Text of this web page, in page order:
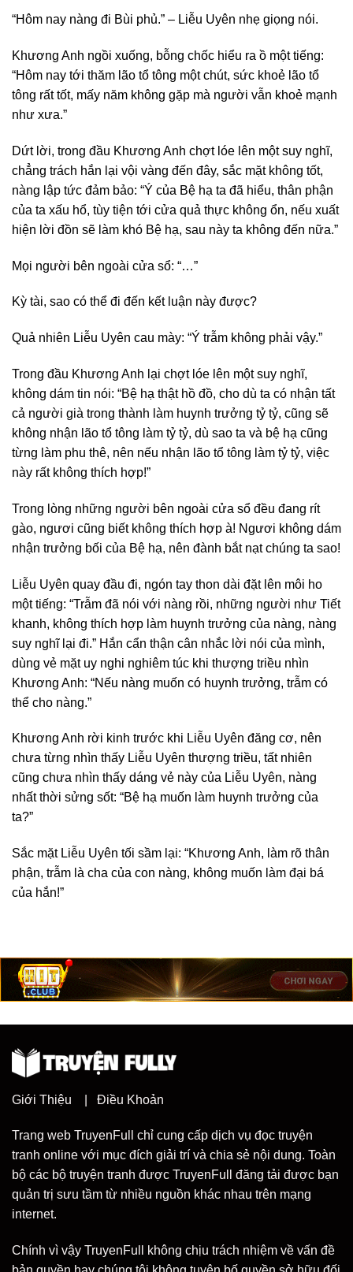
“Hôm nay nàng đi Bùi phủ.” – Liễu Uyên nhẹ giọng nói.
Khương Anh ngồi xuống, bỗng chốc hiểu ra ồ một tiếng:
“Hôm nay tới thăm lão tổ tông một chút, sức khoẻ lão tổ
tông rất tốt, mấy năm không gặp mà người vẫn khoẻ mạnh
như xưa.”
Dứt lời, trong đầu Khương Anh chợt lóe lên một suy nghĩ,
chẳng trách hắn lại vội vàng đến đây, sắc mặt không tốt,
nàng lập tức đảm bảo: “Ý của Bệ hạ ta đã hiểu, thân phận
của ta xấu hổ, tùy tiện tới cửa quả thực không ổn, nếu xuất
hiện lời đồn sẽ làm khó Bệ hạ, sau này ta không đến nữa.”
Mọi người bên ngoài cửa sổ: “…”
Kỳ tài, sao có thể đi đến kết luận này được?
Quả nhiên Liễu Uyên cau mày: “Ý trẫm không phải vậy.”
Trong đầu Khương Anh lại chợt lóe lên một suy nghĩ,
không dám tin nói: “Bệ hạ thật hồ đồ, cho dù ta có nhận tất
cả người già trong thành làm huynh trưởng tỷ tỷ, cũng sẽ
không nhận lão tổ tông làm tỷ tỷ, dù sao ta và bệ hạ cũng
từng làm phu thê, nên nếu nhận lão tổ tông làm tỷ tỷ, việc
này rất không thích hợp!”
Trong lòng những người bên ngoài cửa sổ đều đang rít
gào, ngươi cũng biết không thích hợp à! Ngươi không dám
nhận trưởng bối của Bệ hạ, nên đành bắt nạt chúng ta sao!
Liễu Uyên quay đầu đi, ngón tay thon dài đặt lên môi ho
một tiếng: “Trẫm đã nói với nàng rồi, những người như Tiết
khanh, không thích hợp làm huynh trưởng của nàng, nàng
suy nghĩ lại đi.” Hắn cẩn thận cân nhắc lời nói của mình,
dùng vẻ mặt uy nghi nghiêm túc khi thượng triều nhìn
Khương Anh: “Nếu nàng muốn có huynh trưởng, trẫm có
thể cho nàng.”
Khương Anh rời kinh trước khi Liễu Uyên đăng cơ, nên
chưa từng nhìn thấy Liễu Uyên thượng triều, tất nhiên
cũng chưa nhìn thấy dáng vẻ này của Liễu Uyên, nàng
nhất thời sửng sốt: “Bệ hạ muốn làm huynh trưởng của
ta?”
Sắc mặt Liễu Uyên tối sầm lại: “Khương Anh, làm rõ thân
phận, trẫm là cha của con nàng, không muốn làm đại bá
của hắn!”
Giới Thiệu Điều Khoản
Trang web TruyenFull chỉ cung cấp dịch vụ đọc truyện
tranh online với mục đích giải trí và chia sẻ nội dung. Toàn
bộ các bộ truyện tranh được TruyenFull đăng tải được bạn
quản trị sưu tầm từ nhiều nguồn khác nhau trên mạng
internet.
Chính vì vậy TruyenFull không chịu trách nhiệm về vấn đề